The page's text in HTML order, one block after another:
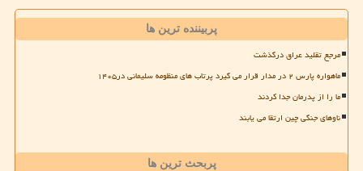
پربیننده ترین ها
مرجع تقلید عراق درگذشت
ماهواره پارس ۲ در مدار قرار می گیرد پرتاب های منظومه سلیمانی در۱۴۰۵
ما را از پدرمان جدا کردند
ناوهای جنگی چین ارتقا می یابند
پربحث ترین ها